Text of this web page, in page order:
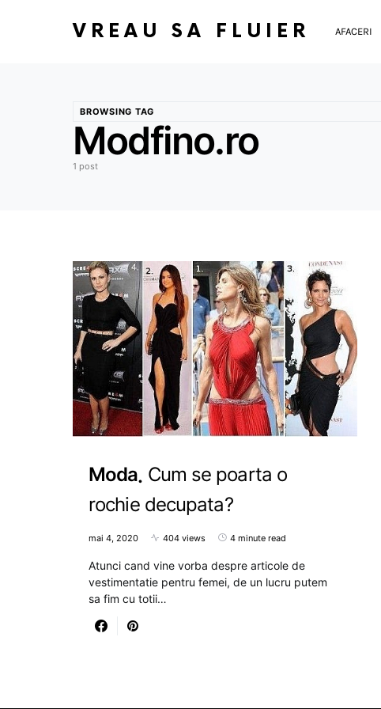
VREAU SA FLUIER AFACERI
BROWSING TAG
Modfino.ro
1 post
Moda Cum se poarta o
rochie decupata?
mai 4, 2020 404 views 4 minute read
Atunci cand vine vorba despre articole de
vestimentatie pentru femei, de un lucru putem
sa fim cu totii…